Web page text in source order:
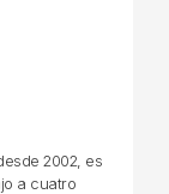
2002, es
a cuatro